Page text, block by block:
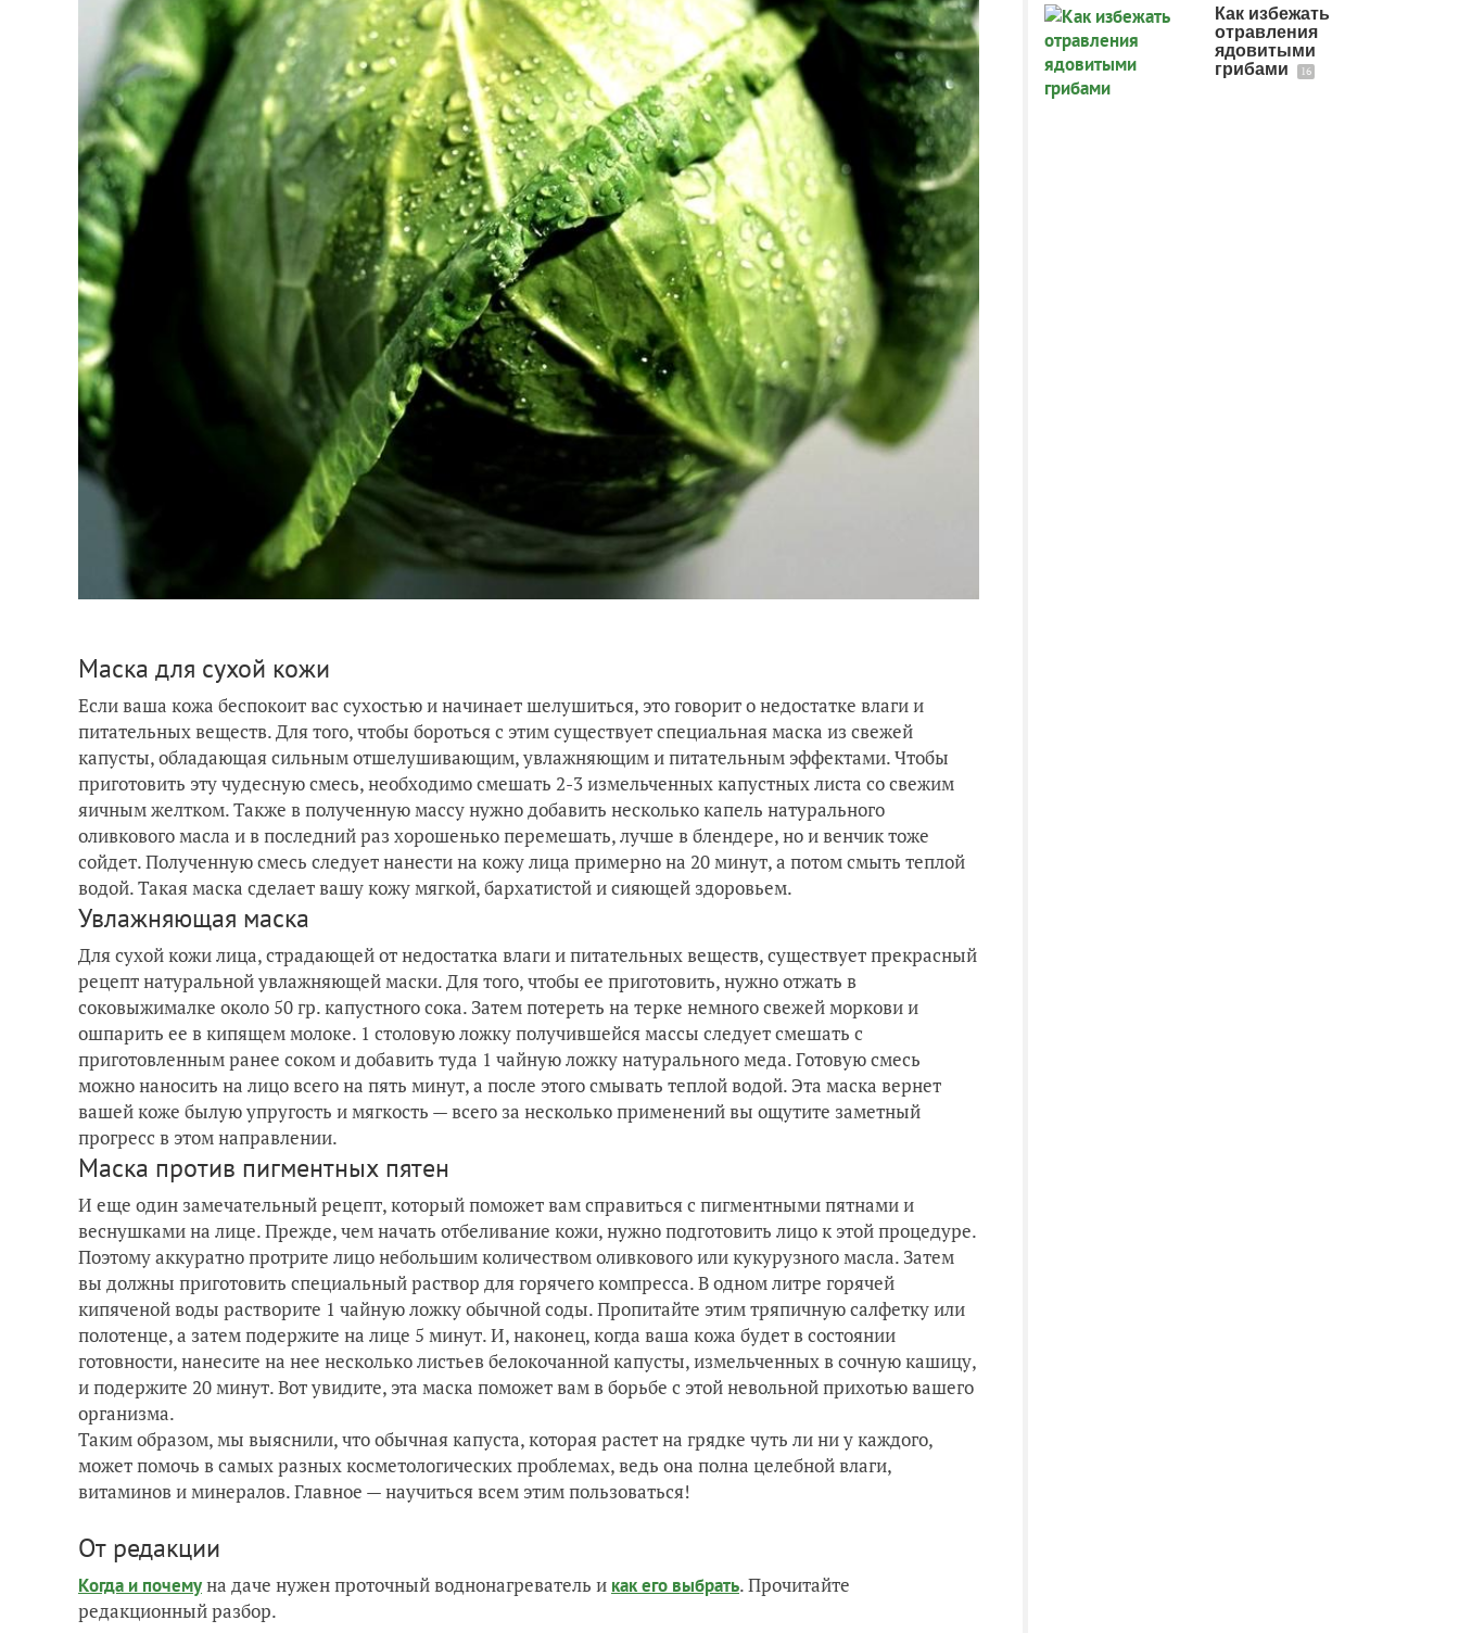
Маска для сухой кожи
Если ваша кожа беспокоит вас сухостью и начинает шелушиться, это говорит о недостатке влаги и
питательных веществ. Для того, чтобы бороться с этим существует специальная маска из свежей
капусты, обладающая сильным отшелушивающим, увлажняющим и питательным эффектами. Чтобы
приготовить эту чудесную смесь, необходимо смешать 2-3 измельченных капустных листа со свежим
яичным желтком. Также в полученную массу нужно добавить несколько капель натурального
оливкового масла и в последний раз хорошенько перемешать, лучше в блендере, но и венчик тоже
сойдет. Полученную смесь следует нанести на кожу лица примерно на 20 минут, а потом смыть теплой
водой. Такая маска сделает вашу кожу мягкой, бархатистой и сияющей здоровьем.
Увлажняющая маска
Для сухой кожи лица, страдающей от недостатка влаги и питательных веществ, существует прекрасный
рецепт натуральной увлажняющей маски. Для того, чтобы ее приготовить, нужно отжать в
соковыжималке около 50 гр. капустного сока. Затем потереть на терке немного свежей моркови и
ошпарить ее в кипящем молоке. 1 столовую ложку получившейся массы следует смешать с
приготовленным ранее соком и добавить туда 1 чайную ложку натурального меда. Готовую смесь
можно наносить на лицо всего на пять минут, а после этого смывать теплой водой. Эта маска вернет
вашей коже былую упругость и мягкость — всего за несколько применений вы ощутите заметный
прогресс в этом направлении.
Маска против пигментных пятен
И еще один замечательный рецепт, который поможет вам справиться с пигментными пятнами и
веснушками на лице. Прежде, чем начать отбеливание кожи, нужно подготовить лицо к этой процедуре.
Поэтому аккуратно протрите лицо небольшим количеством оливкового или кукурузного масла. Затем
вы должны приготовить специальный раствор для горячего компресса. В одном литре горячей
кипяченой воды растворите 1 чайную ложку обычной соды. Пропитайте этим тряпичную салфетку или
полотенце, а затем подержите на лице 5 минут. И, наконец, когда ваша кожа будет в состоянии
готовности, нанесите на нее несколько листьев белокочанной капусты, измельченных в сочную кашицу,
и подержите 20 минут. Вот увидите, эта маска поможет вам в борьбе с этой невольной прихотью вашего
организма.
Таким образом, мы выяснили, что обычная капуста, которая растет на грядке чуть ли ни у каждого,
может помочь в самых разных косметологических проблемах, ведь она полна целебной влаги,
витаминов и минералов. Главное — научиться всем этим пользоваться!
От редакции
Когда и почемуна даче нужен проточный воднонагреватель и как его выбрать. Прочитайте
редакционный разбор.
Как избежать
отравления
ядовитыми
грибами
16